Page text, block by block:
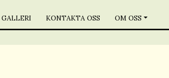
GALLERI KONTAKTA OSS OM OSS